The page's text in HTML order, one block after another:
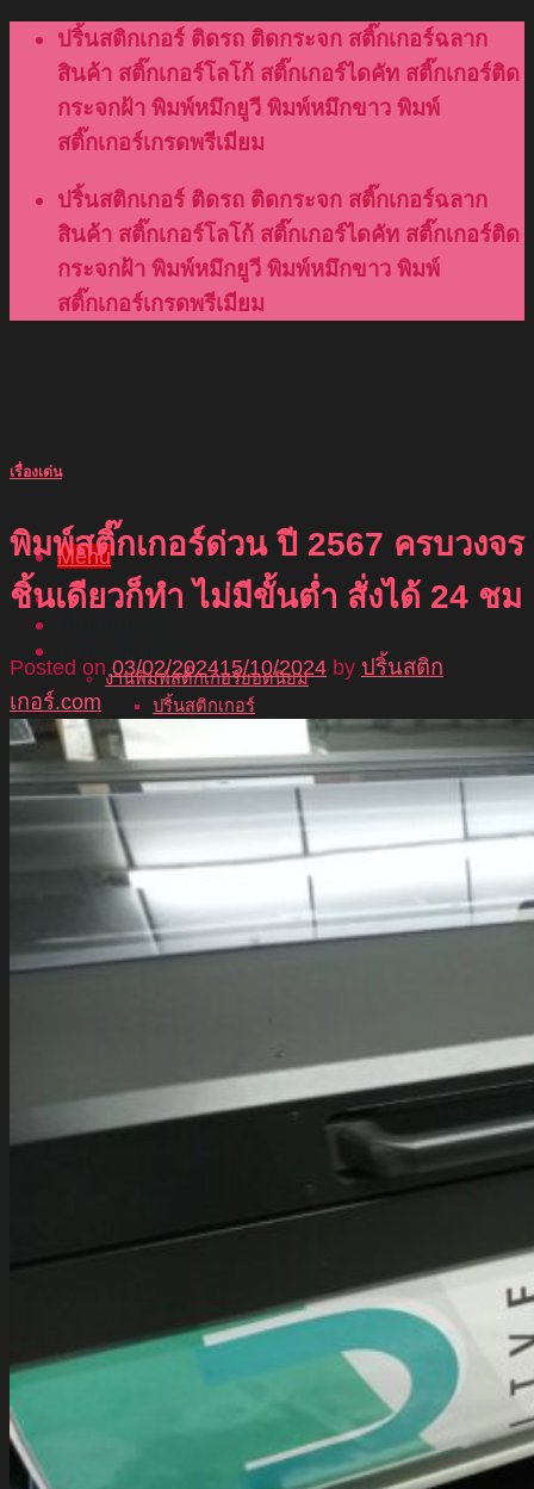
Skip
content
ปริ้นสติกเกอร์ ติดรถ ติดกระจก สติ๊กเกอร์ฉลาก
สินค้า สติ๊กเกอร์โลโก้ สติ๊กเกอร์ไดคัท สติ๊กเกอร์ติด
กระจกฝ้า พิมพ์หมึกยูวี พิมพ์หมึกขาว พิมพ์
สติ๊กเกอร์เกรดพรีเมียม
ปริ้นสติกเกอร์ ติดรถ ติดกระจก สติ๊กเกอร์ฉลาก
สินค้า สติ๊กเกอร์โลโก้ สติ๊กเกอร์ไดคัท สติ๊กเกอร์ติด
กระจกฝ้า พิมพ์หมึกยูวี พิมพ์หมึกขาว พิมพ์
สติ๊กเกอร์เกรดพรีเมียม
Menu
หน้าแรก
งานพิมพ์สติ๊กเกอร์ยอดนิยม
ปริ้นสติกเกอร์
สติ๊กเกอร์ไดคัท
สติ๊กเกอร์โลโก้
สติ๊กเกอร์ติดผนัง
สติ๊กเกอร์ซีทรู
พิมพ์สติ๊กเกอร์ PVC
สติ๊กเกอร์ติดกระจก
สติ๊กเกอร์สะท้อนแสง
พิมพ์หมึก UV
สติ๊กเกอร์ติดกระจกฝ้า
โรงพิมพ์ฉลากสินค้า
สติ๊กเกอร์ไดคัท 100%
ผลงานอื่นๆ
ป้ายสติ๊กเกอร์
เรื่องเด่น
พิมพ์สติ๊กเกอร์ด่วน ปี 2567 ครบวงจร
ชิ้นเดียวก็ทำ ไม่มีขั้นต่ำ สั่งได้ 24 ชม
Posted on 03/02/202415/10/2024 by ปริ้นสติก
เกอร์.com